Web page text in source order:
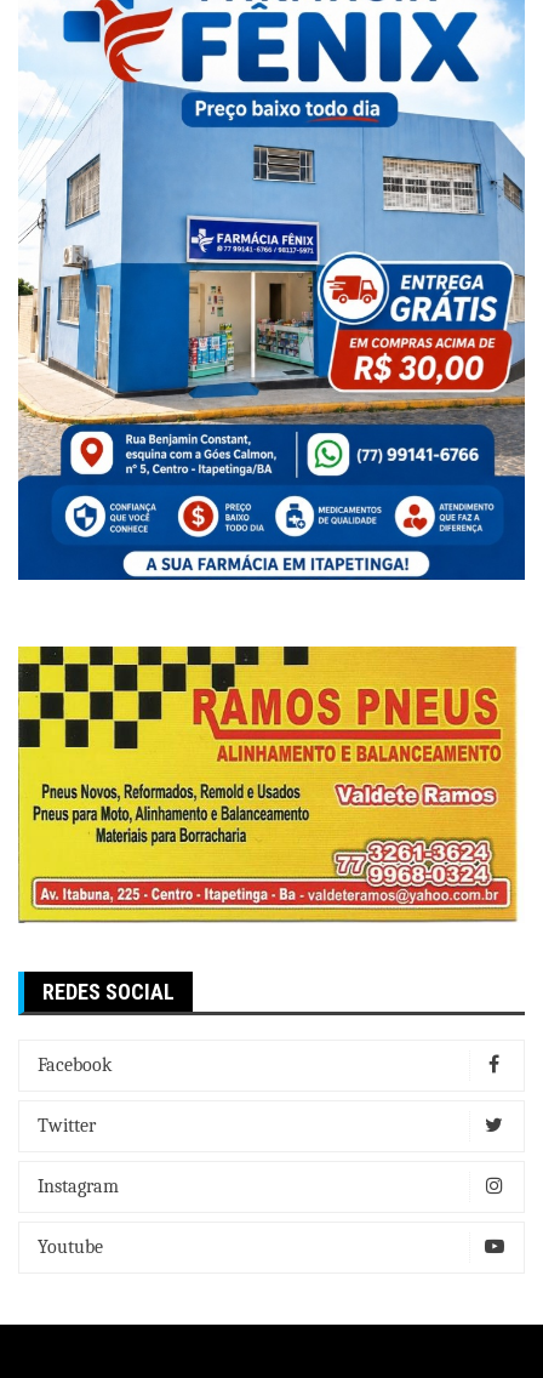
REDES SOCIAL
Facebook
Twitter
Instagram
Youtube